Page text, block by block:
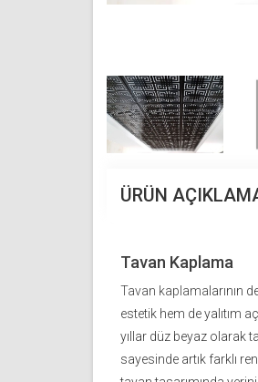
ÜRÜN
Tavan Kaplama
Tavan kaplama larının
estetik hem de yalıtım
yıllar düz beyaz olarak
sayesinde artık farklı